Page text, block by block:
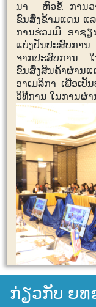
ນາ
ຫົວຂໍ້ ການ
ຂົນສົ່ງຂ້າມແດນ ແ
ການຮ່ວມມື ອາຊຽ
ແບ່ງປັນປະສົບກາ
ຈາກປະສົບການ
ຂົນສົ່ງສິນຄ້າຜ່າ
ອາເມລິກາ ເພື່ອເ
ວິທີການ ໃນການຜ່
ກ່ຽວກັບ ຍທ